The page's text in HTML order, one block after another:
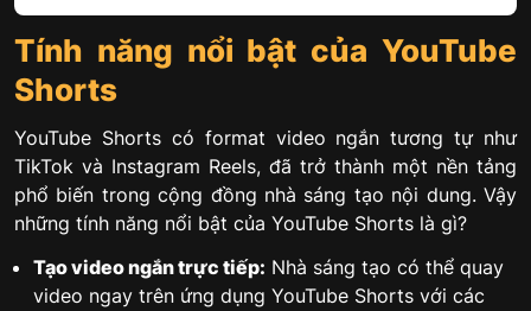
Tính năng nổi bật của YouTube
Shorts
YouTube Shorts có format video ngắn tương tự như
TikTok và Instagram Reels, đã trở thành một nền tảng
phổ biến trong cộng đồng nhà sáng tạo nội dung. Vậy
những tính năng nổi bật của YouTube Shorts là gì?
Tạo video ngắn trực tiếp: Nhà sáng tạo có thể quay
video ngay trên ứng dụng YouTube Shorts với các